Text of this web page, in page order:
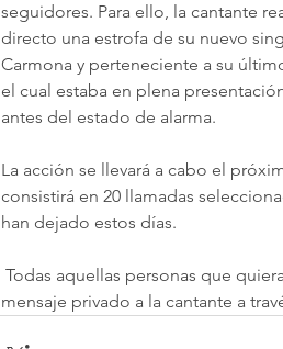
seguidores. Para ello, la cantante
directo una estrofa de su nuevo
Carmona y perteneciente a su
el cual estaba en plena
antes del estado de alarma.
La acción se llevará a cabo el
consistirá en 20 llamadas
han dejado estos días.
mensaje privado a la cantante a